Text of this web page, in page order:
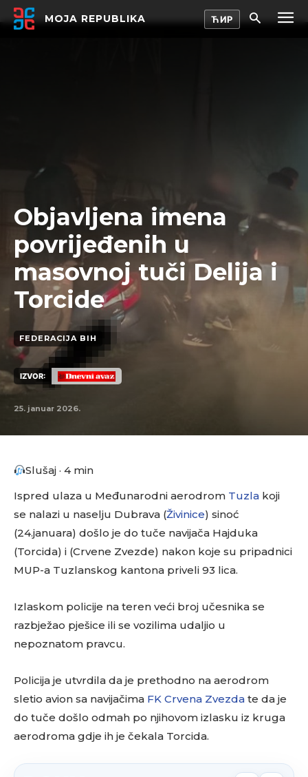
MOJA REPUBLIKA
Objavljena imena
povrijeđenih u
masovnoj tuči Delija i
Torcide
FEDERACIJA BIH
IZVOR:
25. januar 2026.
Slušaj · 4 min
Ispred ulaza u Međunarodni aerodrom Tuzla koji
se nalazi u naselju Dubrava (Živinice) sinoć
(24.januara) došlo je do tuče navijača Hajduka
(Torcida) i (Crvene Zvezde) nakon koje su pripadnici
MUP-a Tuzlanskog kantona priveli 93 lica.
Izlaskom policije na teren veći broj učesnika se
razbježao pješice ili se vozilima udaljio u
nepoznatom pravcu.
Policija je utvrdila da je prethodno na aerodrom
sletio avion sa navijačima FK Crvena Zvezda te da je
do tuče došlo odmah po njihovom izlasku iz kruga
aerodroma gdje ih je čekala Torcida.